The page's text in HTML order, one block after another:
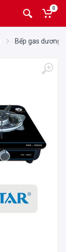
0
Bếp gas dương